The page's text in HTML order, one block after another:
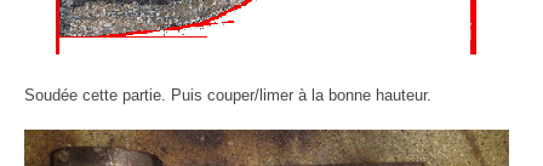
Soudée cette partie. Puis couper/limer à la bonne hauteur.